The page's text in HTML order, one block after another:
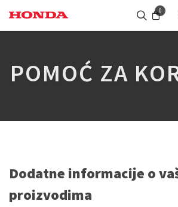
0
POMOĆ ZA
Dodatne informacije o
proizvodima